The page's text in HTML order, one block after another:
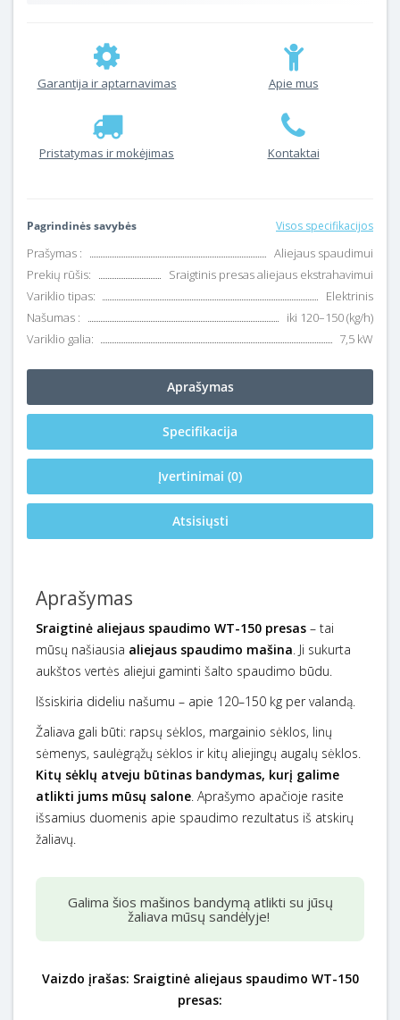
Garantija ir aptarnavimas Apie mus
Pristatymas ir mokėjimas Kontaktai
Pagrindinės savybės Visos specifikacijos
Prašymas :
Aliejaus spaudimui
Prekių rūšis:
Sraigtinis presas aliejaus ekstrahavimui
Variklio tipas:
Elektrinis
Našumas :
iki 120–150 (kg/h)
Variklio galia:
7,5 kW
Aprašymas
Specifikacija
Įvertinimai (0)
Atsisiųsti
Aprašymas
Sraigtinė aliejaus spaudimo WT-150 presas – tai
mūsų našiausia aliejaus spaudimo mašina . Ji sukurta
aukštos vertės aliejui gaminti šalto spaudimo būdu.
Išsiskiria dideliu našumu – apie 120–150 kg per valandą.
Žaliava gali būti: rapsų sėklos, margainio sėklos, linų
sėmenys, saulėgrąžų sėklos ir kitų aliejingų augalų sėklos.
Kitų sėklų atveju būtinas bandymas, kurį galime
atlikti jums mūsų salone . Aprašymo apačioje rasite
išsamius duomenis apie spaudimo rezultatus iš atskirų
žaliavų.
Galima šios mašinos bandymą atlikti su jūsų
žaliava mūsų sandėlyje!
Vaizdo įrašas: Sraigtinė aliejaus spaudimo WT-150
presas: